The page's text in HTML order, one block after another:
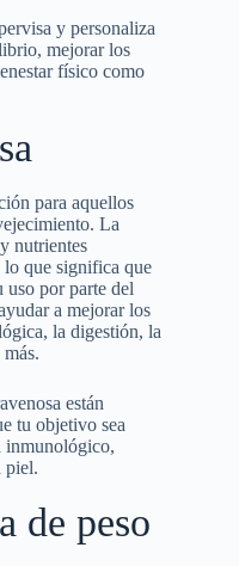
y personaliza
mejorar los
físico como
para aquellos
La
nutrientes
lo que significa que
uso por parte del
a mejorar los
la digestión, la
están
tu objetivo sea
inmunológico,
piel.
de peso